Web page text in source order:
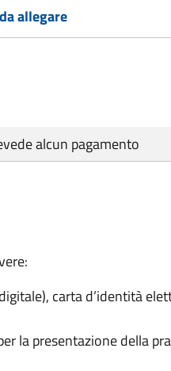
allegare
alcun pagamento
carta d’identità
la presentazione della